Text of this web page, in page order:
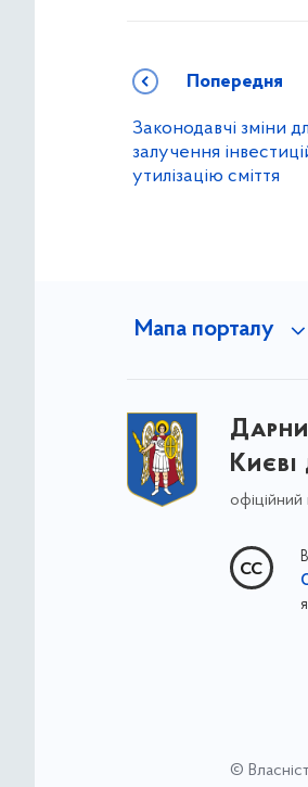
Попередня
Законодавчі зміни
залучення
утилізацію сміття
Мапа порталу
Києві
©